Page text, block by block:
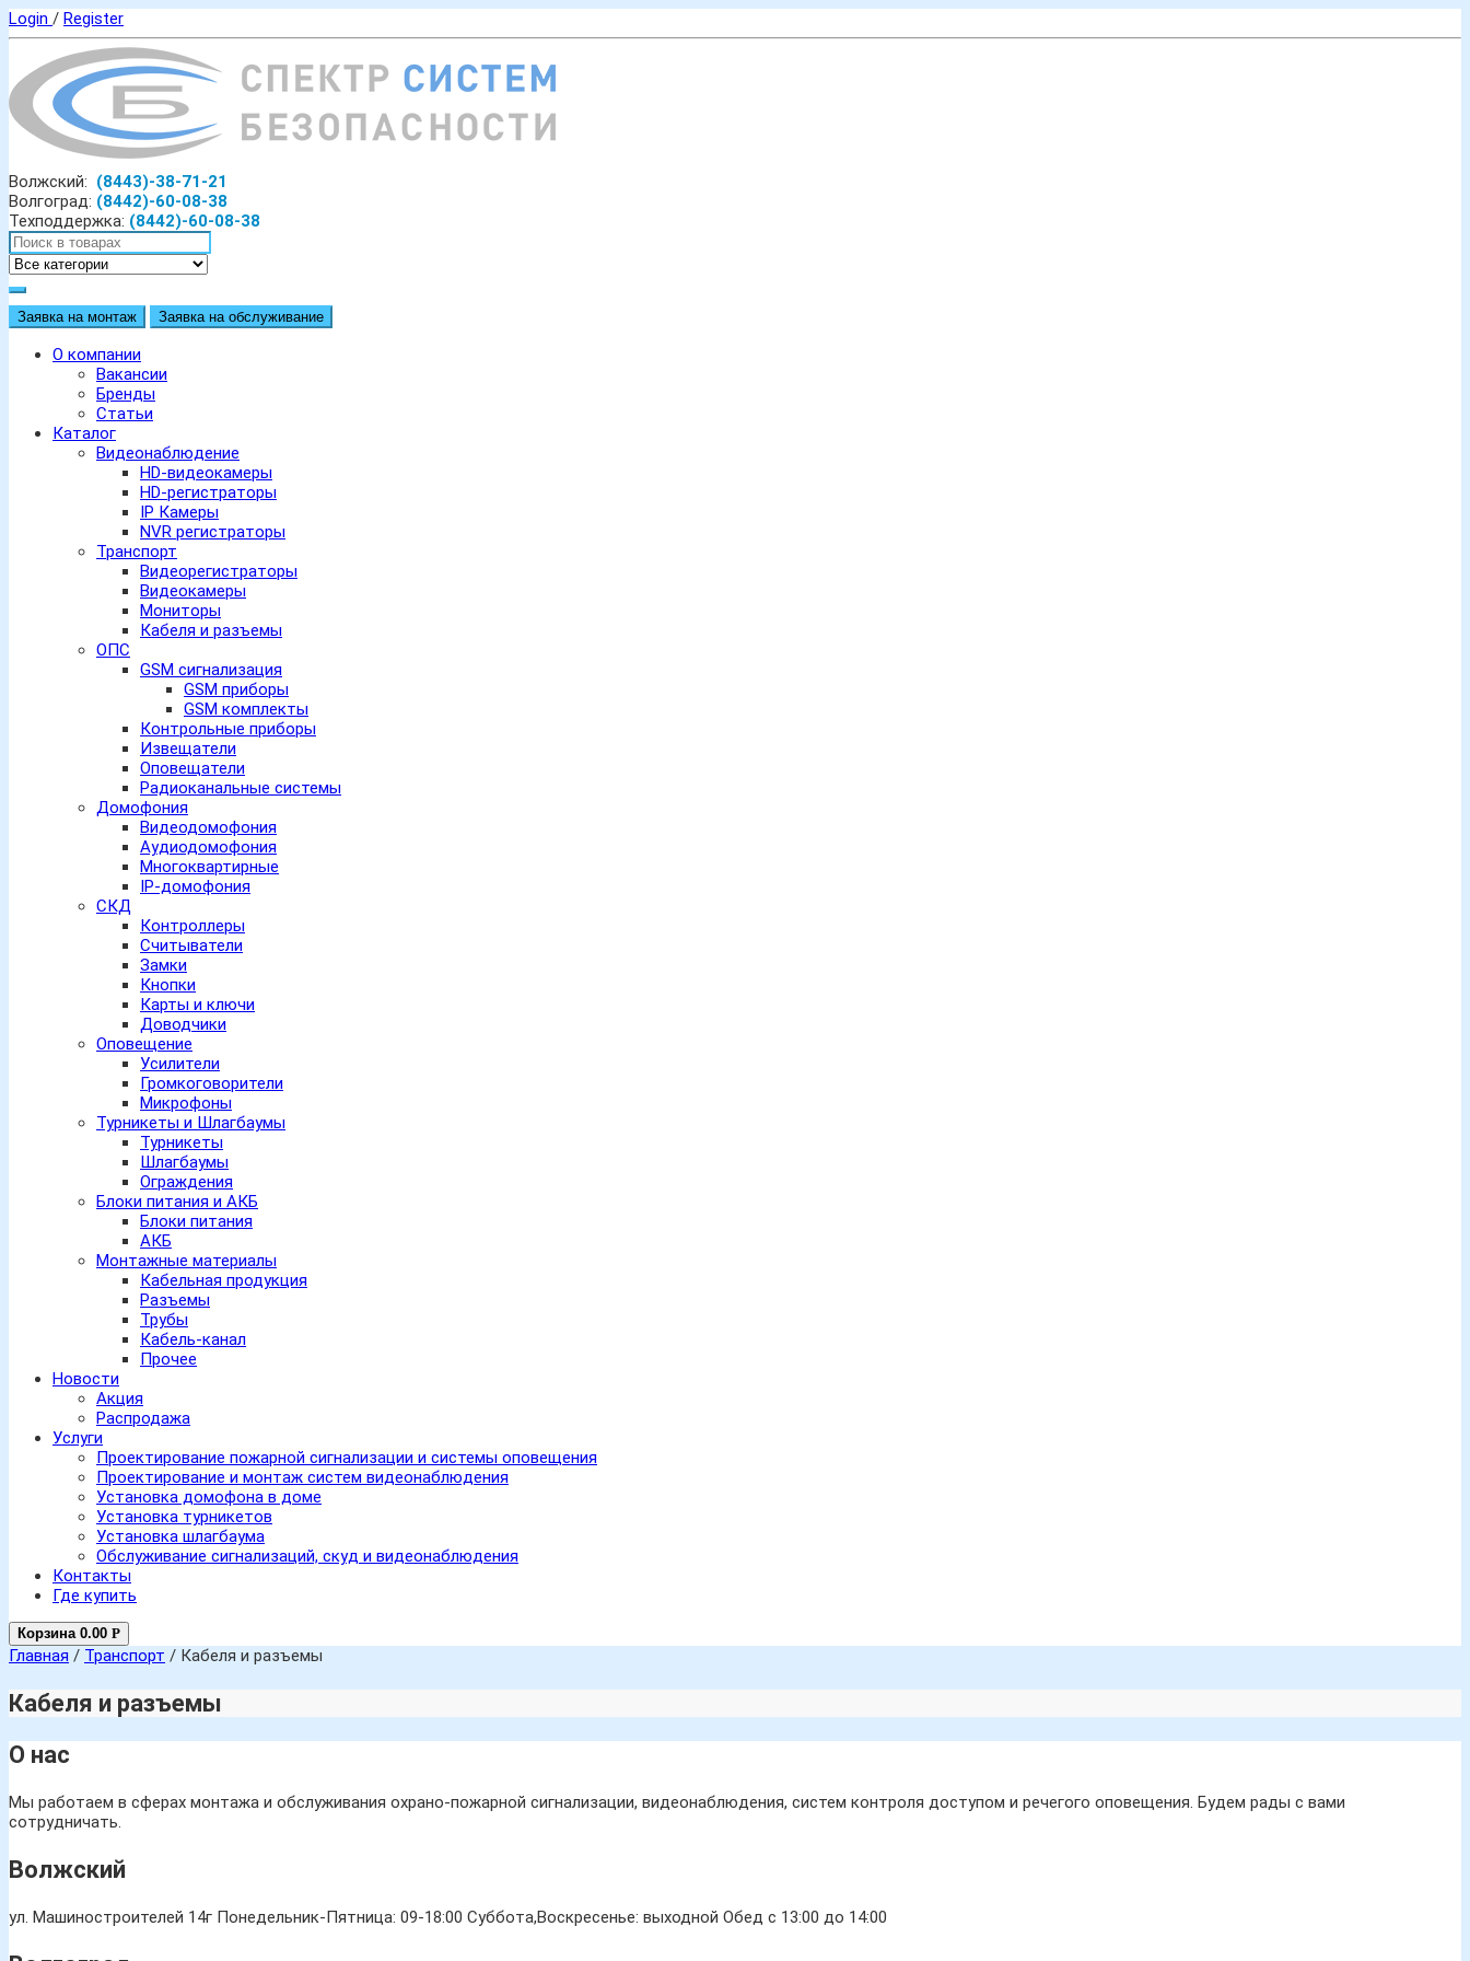
Login / Register
Волжский: (8443)-38-71-21
Волгоград: (8442)-60-08-38
Техподдержка: (8442)-60-08-38
Заявка на монтаж Заявка на обслуживание
О компании
Вакансии
Бренды
Статьи
Каталог
Видеонаблюдение
HD-видеокамеры
HD-регистраторы
IP Камеры
NVR регистраторы
Транспорт
Видеорегистраторы
Видеокамеры
Мониторы
Кабеля и разъемы
ОПС
GSM сигнализация
GSM приборы
GSM комплекты
Контрольные приборы
Извещатели
Оповещатели
Радиоканальные системы
Домофония
Видеодомофония
Аудиодомофония
Многоквартирные
IP-домофония
СКД
Контроллеры
Считыватели
Замки
Кнопки
Карты и ключи
Доводчики
Оповещение
Усилители
Громкоговорители
Микрофоны
Турникеты и Шлагбаумы
Турникеты
Шлагбаумы
Ограждения
Блоки питания и АКБ
Блоки питания
АКБ
Монтажные материалы
Кабельная продукция
Разъемы
Трубы
Кабель-канал
Прочее
Новости
Акция
Распродажа
Услуги
Проектирование пожарной сигнализации и системы оповещения
Проектирование и монтаж систем видеонаблюдения
Установка домофона в доме
Установка турникетов
Установка шлагбаума
Обслуживание сигнализаций, скуд и видеонаблюдения
Контакты
Где купить
Корзина 0.00 Р
Главная / Транспорт / Кабеля и разъемы
Кабеля и разъемы
О нас
Мы работаем в сферах монтажа и обслуживания охрано-пожарной сигнализации, видеонаблюдения, систем контроля доступом и речегого оповещения. Будем рады с вами
сотрудничать.
Волжский
ул. Машиностроителей 14г Понедельник-Пятница: 09-18:00 Суббота,Воскресенье: выходной Обед с 13:00 до 14:00